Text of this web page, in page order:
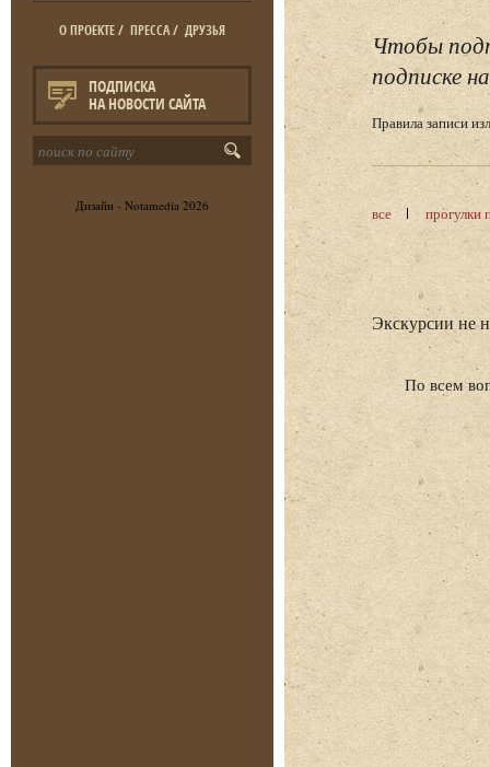
О ПРОЕКТЕ/ ПРЕССА/ ДРУЗЬЯ
ПОДПИСКА
НА НОВОСТИ САЙТА
Дизайн - Notamedia 2026
Чтобы
подписке
Правила записи
все прогулки
Экскурсии не
По всем